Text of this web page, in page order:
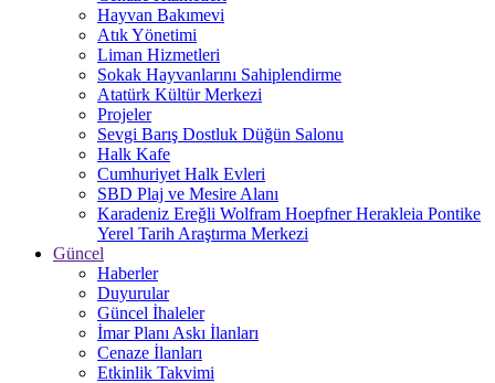
Hayvan Bakımevi
Atık Yönetimi
Liman Hizmetleri
Sokak Hayvanlarını Sahiplendirme
Atatürk Kültür Merkezi
Projeler
Sevgi Barış Dostluk Düğün Salonu
Halk Kafe
Cumhuriyet Halk Evleri
SBD Plaj ve Mesire Alanı
Karadeniz Ereğli Wolfram Hoepfner Herakleia Pontike
Yerel Tarih Araştırma Merkezi
Güncel
Haberler
Duyurular
Güncel İhaleler
İmar Planı Askı İlanları
Cenaze İlanları
Etkinlik Takvimi